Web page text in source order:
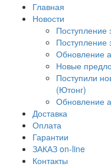
Главная
Новости
Поступление
Поступление
Обновление
Новые
Поступили
(Ютонг)
Обновление
Доставка
Оплата
Гарантии
ЗАКАЗ on-line
Контакты